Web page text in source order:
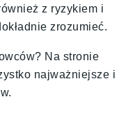
z ryzykiem i
zrozumieć.
Na stronie
najważniejsze i